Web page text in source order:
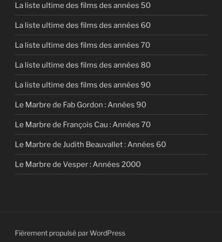
La liste ultime des films des années 50
La liste ultime des films des années 60
La liste ultime des films des années 70
La liste ultime des films des années 80
La liste ultime des films des années 90
Le Marbre de Fab Gordon : Années 90
Le Marbre de François Cau : Années 70
Le Marbre de Judith Beauvallet : Années 60
Le Marbre de Vesper : Années 2000
Fièrement propulsé par WordPress